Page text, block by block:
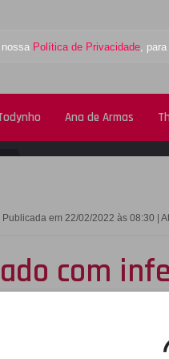
Política de Privacidade,
Ana de Armas
Publicada em 22/02/2022 às 08:30 |
com